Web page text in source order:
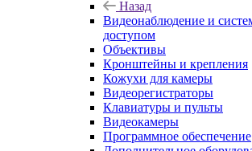
Назад
Видеонаблюдение и
доступом
Объективы
Кронштейны и крепления
Кожухи для камеры
Видеорегистраторы
Клавиатуры и пульты
Видеокамеры
Программное обеспечение